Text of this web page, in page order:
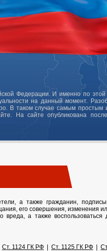
Федерации. И именно по
на данный момент.
В таком случае самым
На сайте опубликована
а также гражданин,
его совершения, изменения
а также воспользоваться
Ст. 1124 ГК РФ Ст. 1125 ГК РФ